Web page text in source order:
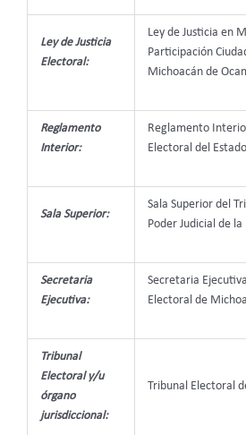
Ley de Justicia
Electoral:
Ley de Justicia en
Participación
Michoacán de
Reglamento
Interior:
Reglamento
Electoral del
Sala Superior:
Sala Superior del
Poder Judicial de
Secretaria
Ejecutiva:
Secretaria
Electoral de
Tribunal
Electoral y/u
órgano
jurisdiccional:
Tribunal Electoral